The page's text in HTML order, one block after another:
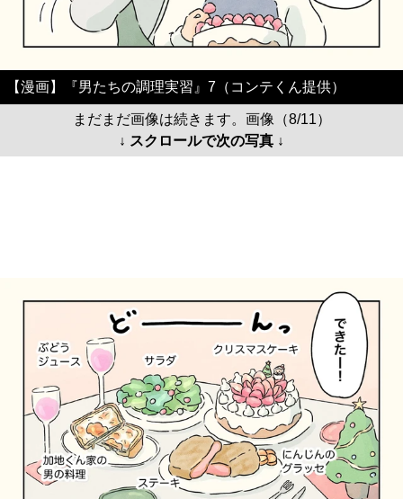
【漫画】『男たちの調理実習』7（コンテくん提供）
まだまだ画像は続きます。画像（8/11）
↓ スクロールで次の写真 ↓